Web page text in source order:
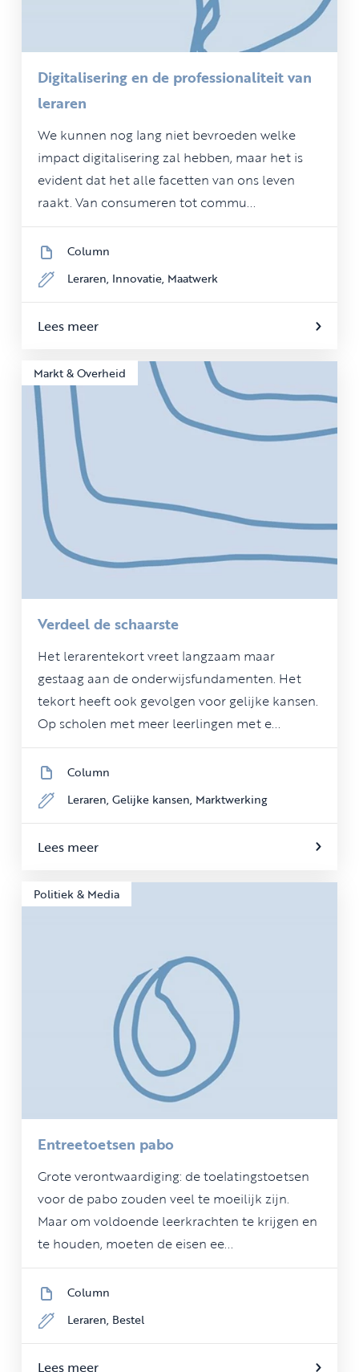
Digitalisering en de professionaliteit van
leraren
We kunnen nog lang niet bevroeden welke
impact digitalisering zal hebben, maar het is
evident dat het alle facetten van ons leven
raakt. Van consumeren tot commu...
Column
Leraren, Innovatie, Maatwerk
Lees meer
Markt & Overheid
Verdeel de schaarste
Het lerarentekort vreet langzaam maar
gestaag aan de onderwijsfundamenten. Het
tekort heeft ook gevolgen voor gelijke kansen.
Op scholen met meer leerlingen met e...
Column
Leraren, Gelijke kansen, Marktwerking
Lees meer
Politiek & Media
Entreetoetsen pabo
Grote verontwaardiging: de toelatingstoetsen
voor de pabo zouden veel te moeilijk zijn.
Maar om voldoende leerkrachten te krijgen en
te houden, moeten de eisen ee...
Column
Leraren, Bestel
Lees meer